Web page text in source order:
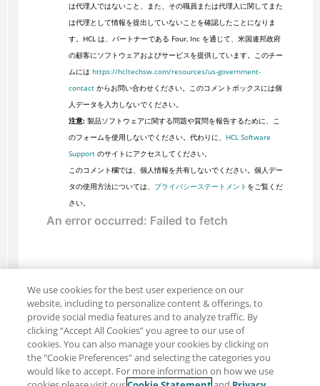
は代理人ではないこと、また、その職員または代理人に関してまた
は代理として情報を提出していないことを確認したことになりま
す。HCL は、パートナーである Four, Inc を通じて、米国連邦政府
の顧客にソフトウェアおよびサービスを提供しています。このチー
ムには https://hcltechsw.com/resources/us-government-
contactからお問い合わせください。このコメントボックスには個
人データを入力しないでください。
注意:製品ソフトウェアに関する問題や質問を報告するために、こ
のフォームを使用しないでください。代わりに、 HCL Software
Supportのサイトにアクセスしてください。
このコメント欄では、個人情報を共有しないでください。個人デー
タの使用方法については、 プライバシーステートメント をご覧くだ
さい。
We use cookies for the best user experience on our
website, including to personalize content & offerings, to
provide social media features and to analyze traffic. By
clicking “Accept All Cookies” you agree to our use of
cookies. You can also manage your cookies by clicking on
the "Cookie Preferences" and selecting the categories you
would like to accept. For more information on how we use